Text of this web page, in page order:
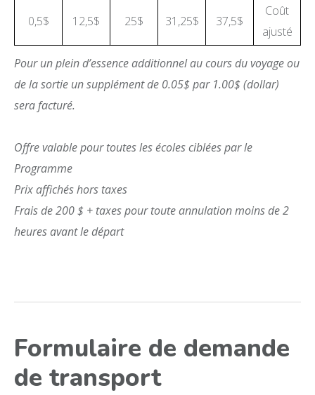
0,5$ 12,5$ 25$ 31,25$ 37,5$
Coût
ajusté
Pour un plein d’essence additionnel au cours du voyage ou
de la sortie un supplément de 0.05$ par 1.00$ (dollar)
sera facturé.
Offre valable pour toutes les écoles ciblées par le
Programme
Prix affichés hors taxes
Frais de 200 $ + taxes pour toute annulation moins de 2
heures avant le départ
Formulaire de demande
de transport